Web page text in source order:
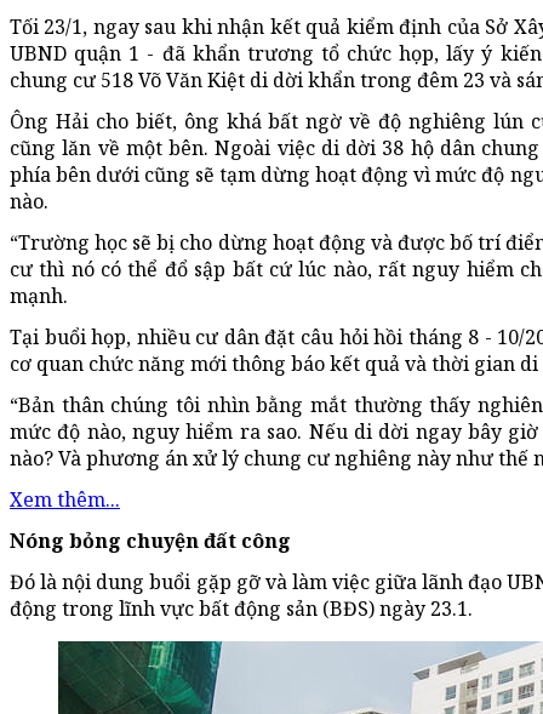
Tối 23/1, ngay sau khi nhận kết quả kiểm định của Sở
UBND quận 1 - đã khẩn trương tổ chức họp, lấy ý
chung cư 518 Võ Văn Kiệt di dời khẩn trong đêm 23 và
Ông Hải cho biết, ông khá bất ngờ về độ nghiêng lún
cũng lăn về một bên. Ngoài việc di dời 38 hộ dân
phía bên dưới cũng sẽ tạm dừng hoạt động vì mức độ
nào.
“Trường học sẽ bị cho dừng hoạt động và được bố trí
cư thì nó có thể đổ sập bất cứ lúc nào, rất nguy hiểm
mạnh.
Tại buổi họp, nhiều cư dân đặt câu hỏi hồi tháng 8 -
cơ quan chức năng mới thông báo kết quả và thời gian
“Bản thân chúng tôi nhìn bằng mắt thường thấy
mức độ nào, nguy hiểm ra sao. Nếu di dời ngay bây
nào? Và phương án xử lý chung cư nghiêng này như thế
Xem thêm...
Nóng bỏng chuyện đất công
Đó là nội dung buổi gặp gỡ và làm việc giữa lãnh đạo
động trong lĩnh vực bất động sản (BĐS) ngày 23.1.